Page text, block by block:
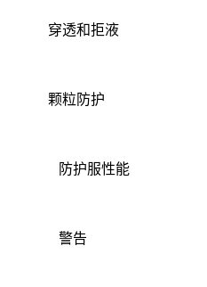
穿透和拒液
颗粒防护
防护服性能
警告